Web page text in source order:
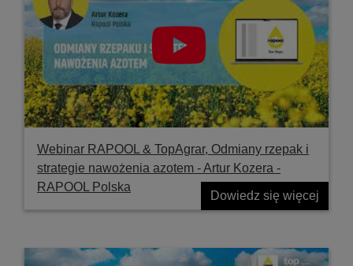
Webinar RAPOOL & TopAgrar, Odmiany rzepak i
strategie nawożenia azotem - Artur Kozera -
RAPOOL Polska
Dowiedz się więcej